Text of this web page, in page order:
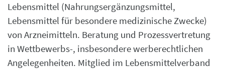
Lebensmittel (Nahrungsergänzungsmittel,
Lebensmittel für besondere medizinische Zwecke)
von Arzneimitteln. Beratung und Prozessvertretung
in Wettbewerbs-, insbesondere werberechtlichen
Angelegenheiten. Mitglied im Lebensmittelverband